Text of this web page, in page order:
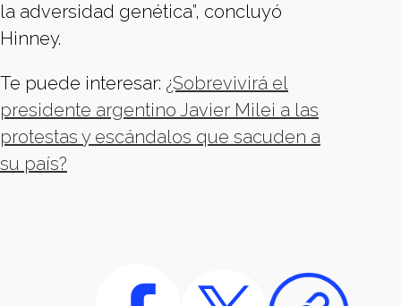
la adversidad genética”, concluyó
Hinney.
Te puede interesar: ¿Sobrevivirá el
presidente argentino Javier Milei a las
protestas y escándalos que sacuden a
su país?